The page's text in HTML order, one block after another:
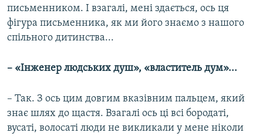
письменником. І взагалі, мені здається, ось ця
фігура письменника, як ми його знаємо з нашого
спільного дитинства...
– «Інженер людських душ», «властитель дум»...
– Так. З ось цим довгим вказівним пальцем, який
знає шлях до щастя. Взагалі ось ці всі бородаті,
вусаті, волосаті люди не викликали у мене ніколи